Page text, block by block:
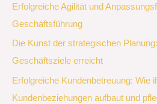
Erfolgreiche Agilität und
Geschäftsführung
Die Kunst der strategischen
Geschäftsziele erreicht
Erfolgreiche Kundenbetreuung: Wie
Kundenbeziehungen aufbaut und